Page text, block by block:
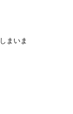
まいま